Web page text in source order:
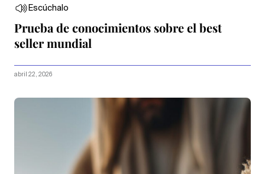
Escúchalo
Prueba de conocimientos sobre el best
seller mundial
abril 22, 2026